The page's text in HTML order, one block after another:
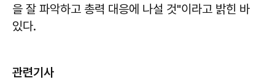
을 잘 파악하고 총력 대응에 나설 것"이라고 밝힌 바
있다.
관련기사